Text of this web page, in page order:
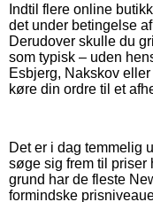
Indtil flere online
det under betingelse
Derudover skulle du
som typisk – uden
Esbjerg, Nakskov
køre din ordre til et
Det er i dag temmelig
søge sig frem til priser
grund har de fleste
formindske